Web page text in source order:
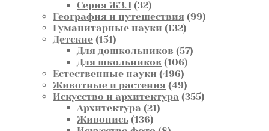
Серия ЖЗЛ 3232
товара
География и путешествия 9999
Гуманитарные науки 132132
Детские 151151
товар
Для дошкольников 5757
Для школьников 106106
Естественные науки 496496
товаров
Животные и растения 4949
товаров
Искусство и архитектура 355355
Архитектура 2121
Живопись 136136